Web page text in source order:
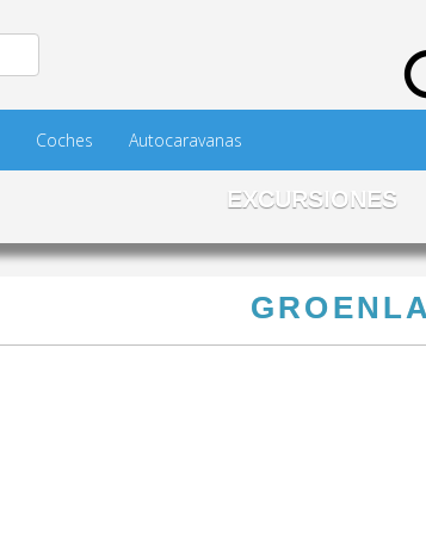
Coches Autocaravanas
EXCURSIONES